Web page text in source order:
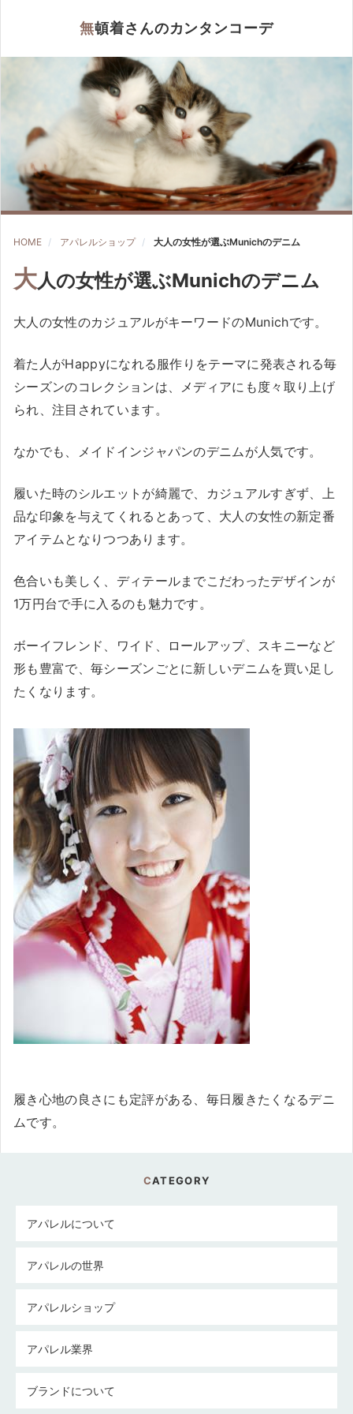
無頓着さんのカンタンコーデ
HOME アパレルショップ 大人の女性が選ぶMunichのデニム
大人の女性が選ぶMunichのデニム
大人の女性のカジュアルがキーワードのMunichです。
着た人がHappyになれる服作りをテーマに発表される毎
シーズンのコレクションは、メディアにも度々取り上げ
られ、注目されています。
なかでも、メイドインジャパンのデニムが人気です。
履いた時のシルエットが綺麗で、カジュアルすぎず、上
品な印象を与えてくれるとあって、大人の女性の新定番
アイテムとなりつつあります。
色合いも美しく、ディテールまでこだわったデザインが
1万円台で手に入るのも魅力です。
ボーイフレンド、ワイド、ロールアップ、スキニーなど
形も豊富で、毎シーズンごとに新しいデニムを買い足し
たくなります。
履き心地の良さにも定評がある、毎日履きたくなるデニ
ムです。
CATEGORY
アパレルについて
アパレルの世界
アパレルショップ
アパレル業界
ブランドについて